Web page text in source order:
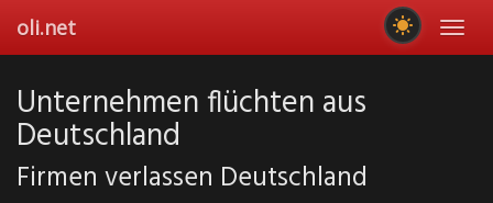
main
oli.net
Unternehmen flüchten aus
Deutschland
Firmen verlassen Deutschland